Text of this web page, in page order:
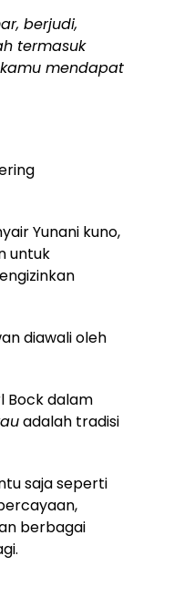
berjudi,
termasuk
mendapat
Yunani kuno,
untuk
diawali oleh
Bock dalam
adalah tradisi
saja seperti
berbagai